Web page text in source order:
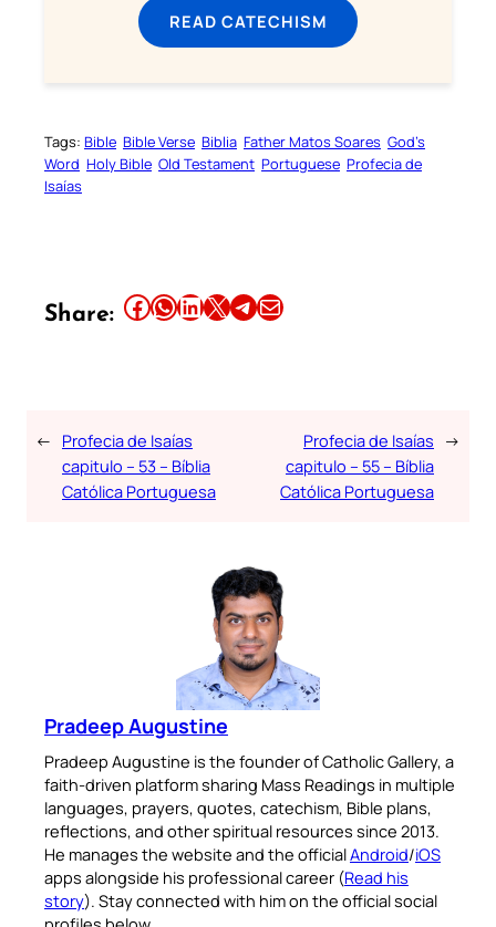
READ CATECHISM
Tags: Bible Bible Verse Biblia Father Matos Soares God’s
Word Holy Bible Old Testament Portuguese Profecia de
Isaías
Share: Share this article on Facebook Share this article on WhatsApp Share this article on LinkedIn Share this article on X Share this article on TelegramEmail this Article
← Profecia de Isaías
capitulo – 53 – Bíblia
Católica Portuguesa
Profecia de Isaías
capitulo – 55 – Bíblia
Católica Portuguesa
→
Pradeep Augustine
Pradeep Augustine is the founder of Catholic Gallery, a
faith-driven platform sharing Mass Readings in multiple
languages, prayers, quotes, catechism, Bible plans,
reflections, and other spiritual resources since 2013.
He manages the website and the officialAndroid/iOS
apps alongside his professional career (Read his
story). Stay connected with him on the official social